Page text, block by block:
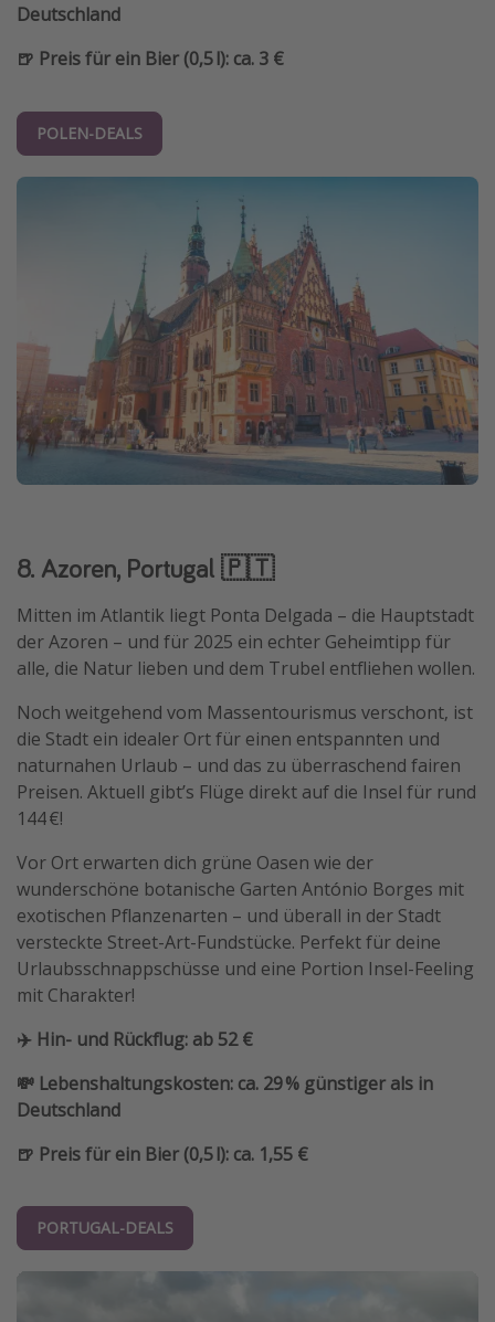
Deutschland
🍺 Preis für ein Bier (0,5 l): ca. 3 €
POLEN-DEALS
8. Azoren, Portugal 🇵🇹
Mitten im Atlantik liegt Ponta Delgada – die Hauptstadt
der Azoren – und für 2025 ein echter Geheimtipp für
alle, die Natur lieben und dem Trubel entfliehen wollen.
Noch weitgehend vom Massentourismus verschont, ist
die Stadt ein idealer Ort für einen entspannten und
naturnahen Urlaub – und das zu überraschend fairen
Preisen. Aktuell gibt’s Flüge direkt auf die Insel für rund
144 €!
Vor Ort erwarten dich grüne Oasen wie der
wunderschöne botanische Garten António Borges mit
exotischen Pflanzenarten – und überall in der Stadt
versteckte Street-Art-Fundstücke. Perfekt für deine
Urlaubsschnappschüsse und eine Portion Insel-Feeling
mit Charakter!
✈️ Hin- und Rückflug: ab 52 €
💸 Lebenshaltungskosten: ca. 29 % günstiger als in
Deutschland
🍺 Preis für ein Bier (0,5 l): ca. 1,55 €
PORTUGAL-DEALS